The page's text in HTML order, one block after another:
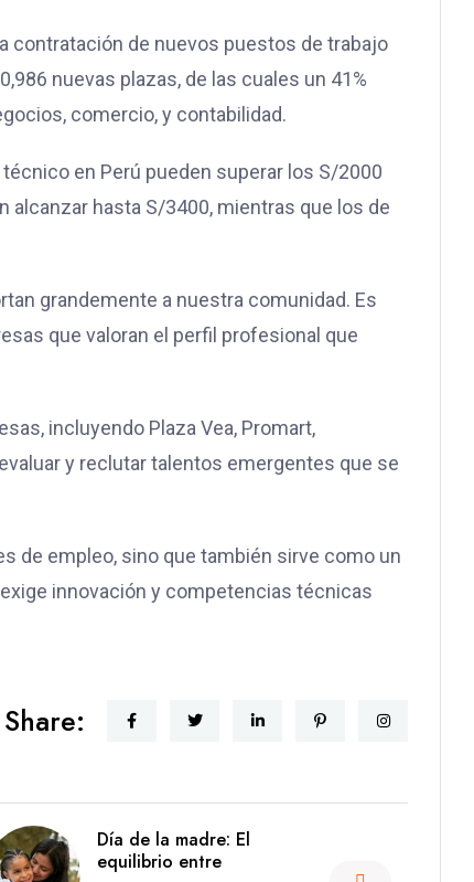
contratación de nuevos puestos de trabajo
nuevas plazas, de las cuales un 41%
comercio, y contabilidad.
en Perú pueden superar los S/2000
alcanzar hasta S/3400, mientras que los de
grandemente a nuestra comunidad. Es
que valoran el perfil profesional que
incluyendo Plaza Vea, Promart,
y reclutar talentos emergentes que se
de empleo, sino que también sirve como un
innovación y competencias técnicas
Share:
Día de la madre: El
equilibrio entre